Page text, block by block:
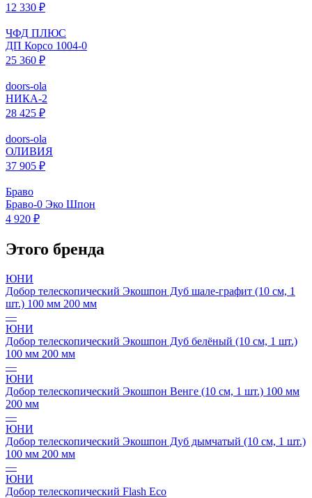
12 330 ₽
ЧФД ПЛЮС
ДП Корсо 1004-0
25 360 ₽
doors-ola
НИКА-2
28 425 ₽
doors-ola
ОЛИВИЯ
37 905 ₽
Браво
Браво-0 Эко Шпон
4 920 ₽
Этого бренда
ЮНИ
Добор телескопический Экошпон Дуб шале-графит (10 см, 1
шт.) 100 мм 200 мм
—
ЮНИ
Добор телескопический Экошпон Дуб белёный (10 см, 1 шт.)
100 мм 200 мм
—
ЮНИ
Добор телескопический Экошпон Венге (10 см, 1 шт.) 100 мм
200 мм
—
ЮНИ
Добор телескопический Экошпон Дуб дымчатый (10 см, 1 шт.)
100 мм 200 мм
—
ЮНИ
Добор телескопический Flash Eco